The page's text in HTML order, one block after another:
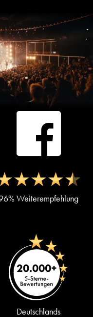
Weiterempfehlung
Deutschlands